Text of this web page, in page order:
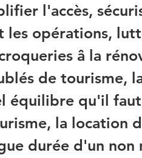
l'accès,
les opérations,
â la
de tourisme,
équilibre qu'il
la location
durée d'un